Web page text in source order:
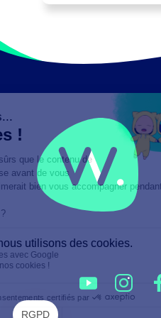
règles d'hygiène
logistiques et
spécialisé